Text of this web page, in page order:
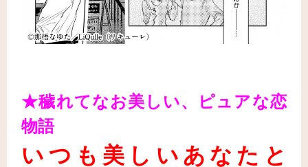
★穢れてなお美しい、ピュアな恋
物語
いつも美しいあなたと